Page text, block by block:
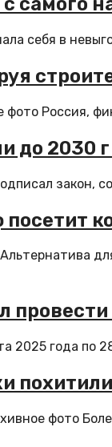
себя в
Россия,
до 2030
закон,
2025 года по
фото